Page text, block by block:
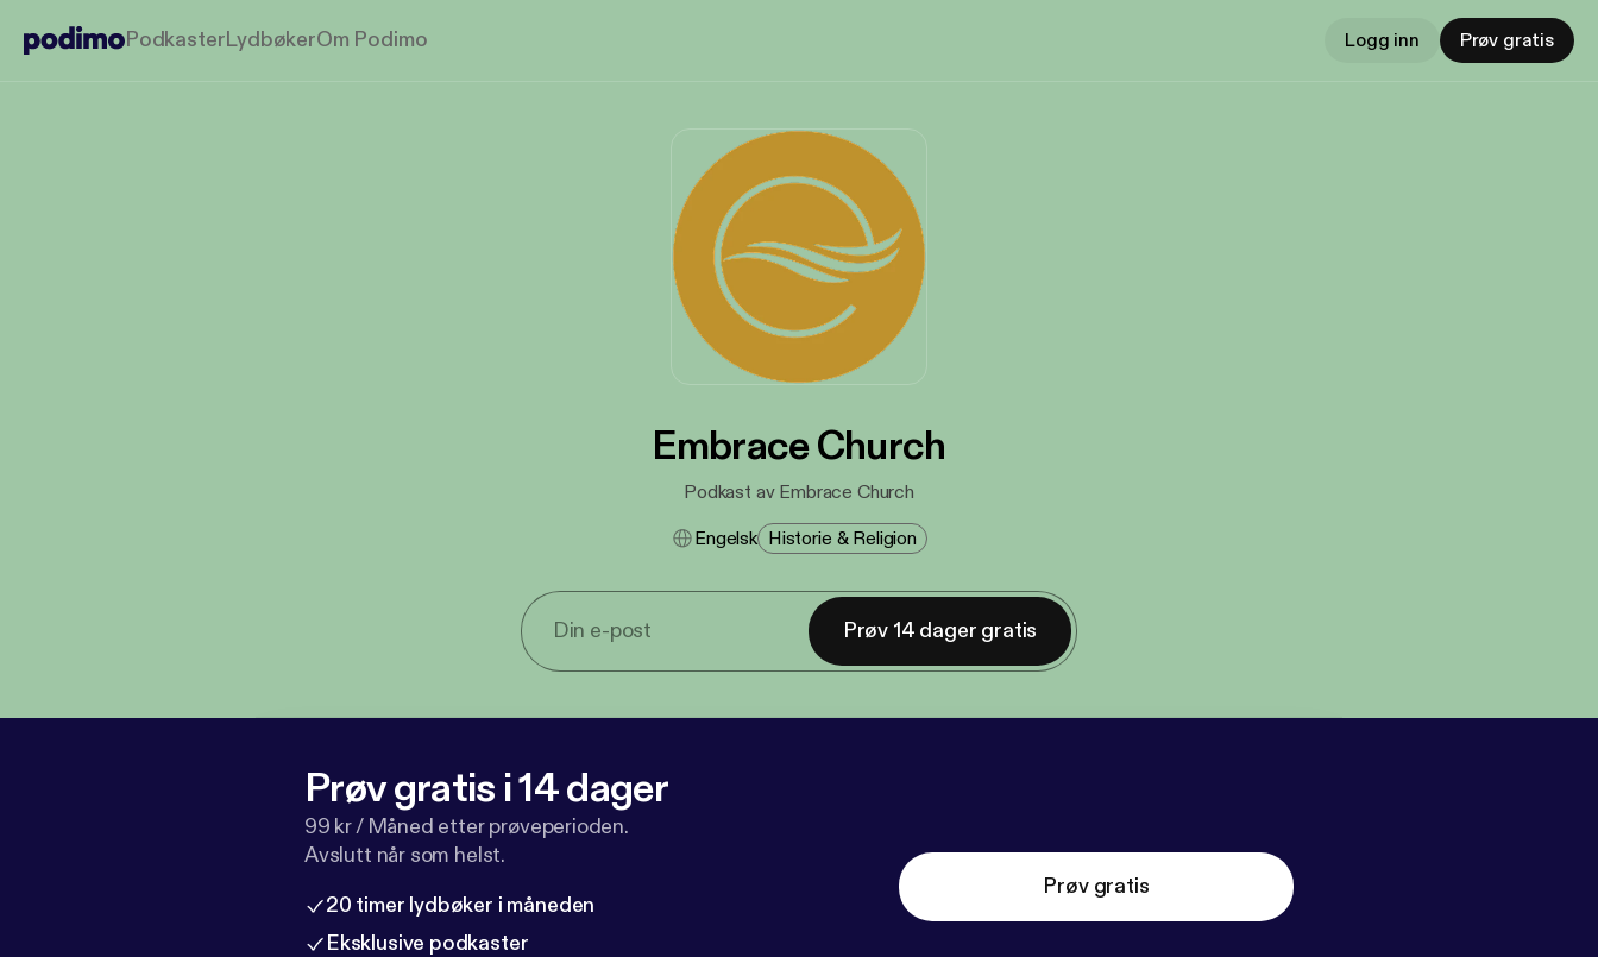
PodkasterLydbøkerOm Podimo Logg inn Prøv gratis
Embrace Church
Podkast av Embrace Church
Engelsk Historie & Religion
Prøv 14 dager gratis
Prøv gratis i 14 dager
99 kr / Måned etter prøveperioden.
Avslutt når som helst.
20 timer lydbøker i måneden
Eksklusive podkaster
Prøv gratis